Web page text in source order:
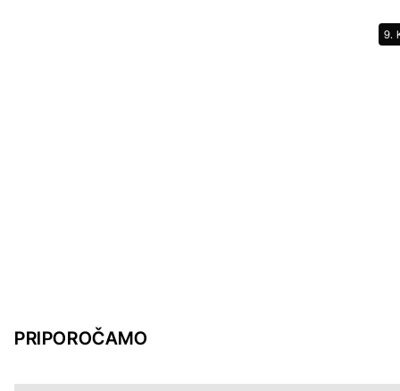
9.
PRIPOROČAMO